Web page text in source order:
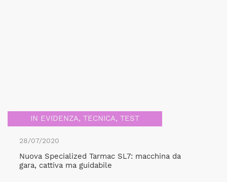
IN EVIDENZA, TECNICA, TEST
28/07/2020
Nuova Specialized Tarmac SL7: macchina da
gara, cattiva ma guidabile